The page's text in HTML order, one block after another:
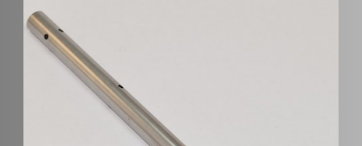
Pièces E1.1 / E1.2
Pièces E1.3
Pièces E2.1